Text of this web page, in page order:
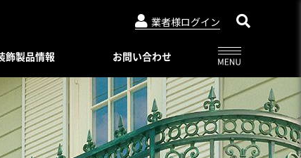
業者様ログイン
リーズ
デザイン
飾製品情報
アルビュー（フェンス）
特別注文仕様（製品比較表）
レジデンシャルシリーズ
お問い合わせ
03-3764-5811 メールでのお問合せ
ニュースリリース
会社概要
WEBカタログ一覧